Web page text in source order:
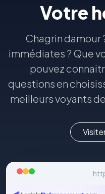
Votre
Chagrin
immédiates ? Que
pouvez
questions en
meilleurs voyants